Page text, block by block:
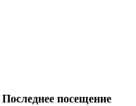
Последнее посещение